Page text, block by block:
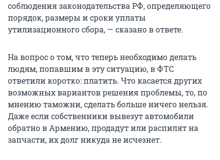
соблюдения законодательства РФ, определяющего
порядок, размеры и сроки уплаты
утилизационного сбора, — сказано в ответе.
На вопрос о том, что теперь необходимо делать
людям, попавшим в эту ситуацию, в ФТС
ответили коротко: платить. Что касается других
возможных вариантов решения проблемы, то, по
мнению таможни, сделать больше ничего нельзя.
Даже если собственники вывезут автомобили
обратно в Армению, продадут или распилят на
запчасти, их долг никуда не исчезнет.